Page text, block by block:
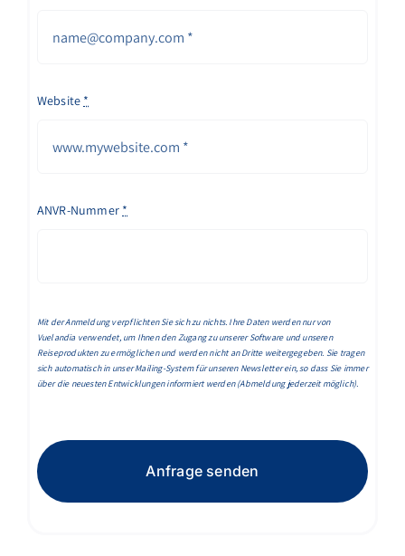
Website *
ANVR-Nummer *
Mit der Anmeldung verpflichten Sie sich zu nichts. Ihre Daten werden nur von
Vuelandia verwendet, um Ihnen den Zugang zu unserer Software und unseren
Reiseprodukten zu ermöglichen und werden nicht an Dritte weitergegeben. Sie tragen
sich automatisch in unser Mailing-System für unseren Newsletter ein, so dass Sie immer
über die neuesten Entwicklungen informiert werden (Abmeldung jederzeit möglich).
Anfrage senden